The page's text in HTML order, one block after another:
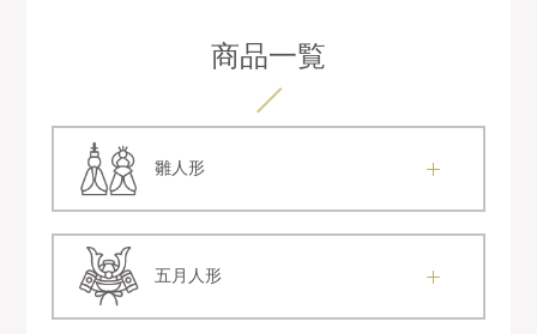
商品一覧
雛人形
五月人形